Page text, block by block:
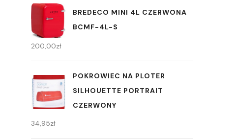
BREDECO MINI 4L CZERWONA
BCMF-4L-S
200,00zł
POKROWIEC NA PLOTER
SILHOUETTE PORTRAIT
CZERWONY
34,95zł